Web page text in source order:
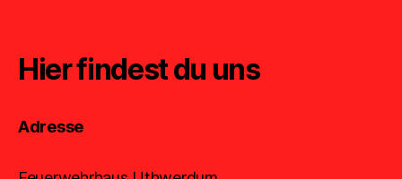
Hier findest du uns
Adresse